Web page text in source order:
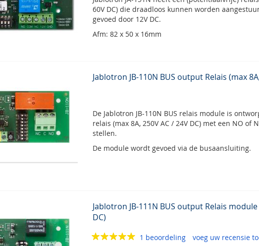
60V DC) die draadloos kunnen worden
gevoed door 12V DC.
Afm: 82 x 50 x 16mm
Jablotron JB-110N BUS output Relais (max
De Jablotron JB-110N BUS relais module is
relais (max 8A, 250V AC / 24V DC) met een NO of
stellen.
De module wordt gevoed via de busaansluiting.
Jablotron JB-111N BUS output Relais module
DC)
1 beoordeling
voeg uw recensie